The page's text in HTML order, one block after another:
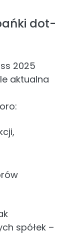
dot-
2025
aktualna
spółek –